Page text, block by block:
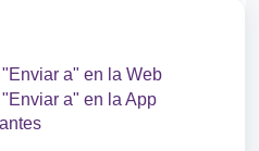
a" en la Web
a" en la App